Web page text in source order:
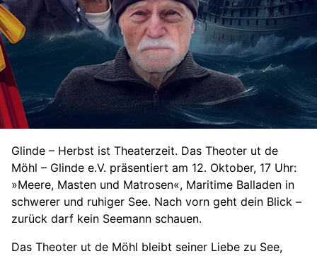
Glinde – Herbst ist Theaterzeit. Das Theoter ut de
Möhl – Glinde e.V. präsentiert am 12. Oktober, 17 Uhr:
»Meere, Masten und Matrosen«, Maritime Balladen in
schwerer und ruhiger See. Nach vorn geht dein Blick –
zurück darf kein Seemann schauen.
Das Theoter ut de Möhl bleibt seiner Liebe zu See,